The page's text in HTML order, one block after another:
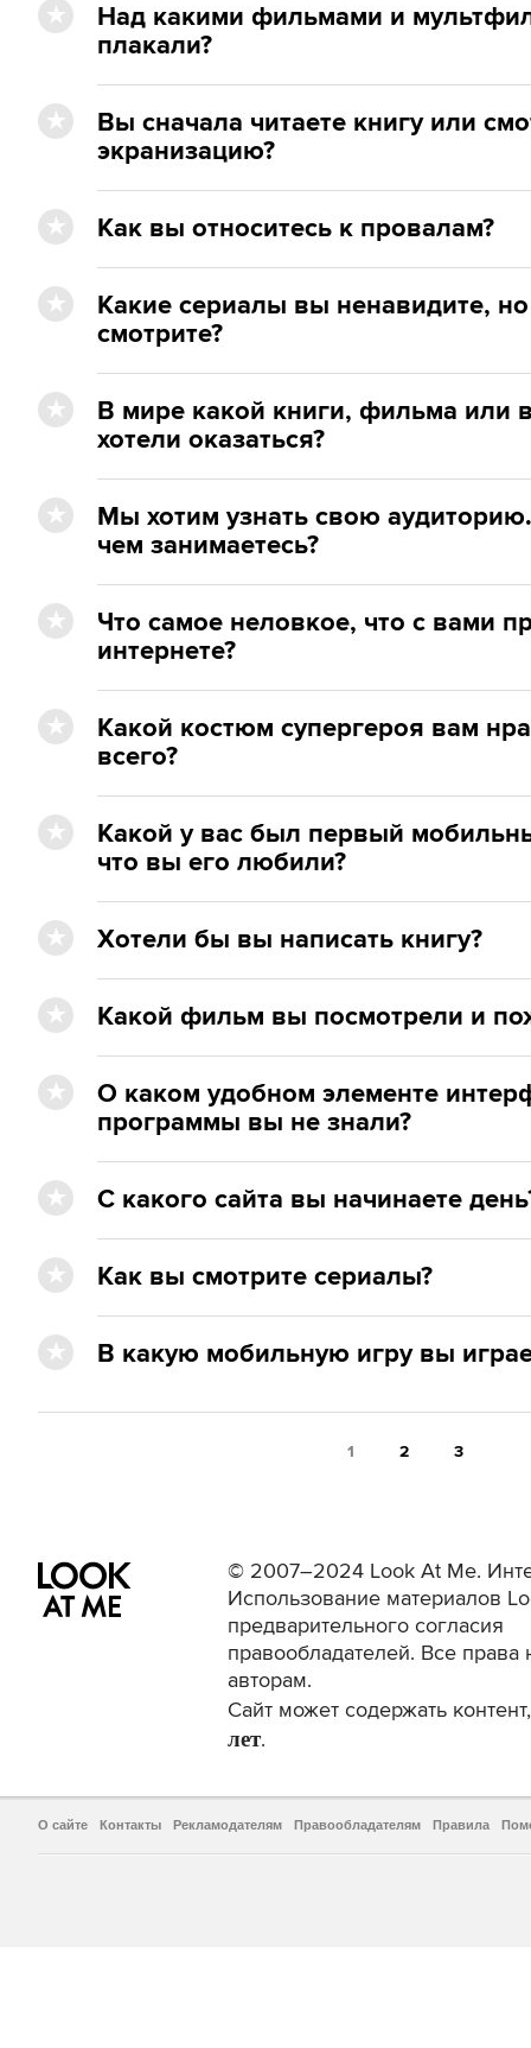
Над какими фильмами и
плакали?
Вы сначала читаете книгу или
экранизацию?
Как вы относитесь к провалам?
Какие сериалы вы ненавидите,
смотрите?
В мире какой книги, фильма или
хотели оказаться?
Мы хотим узнать свою
чем занимаетесь?
Что самое неловкое, что с вами
интернете?
Какой костюм супергероя вам
всего?
Какой у вас был первый
что вы его любили?
Хотели бы вы написать книгу?
Какой фильм вы посмотрели и
О каком удобном элементе
программы вы не знали?
С какого сайта вы начинаете
Как вы смотрите сериалы?
В какую мобильную игру вы
1 2 3
© 2007–2024 Look At Me.
Использование материалов
предварительного согласия
правообладателей. Все права
авторам.
Сайт может содержать
лет.
О сайте Контакты Рекламодателям Правообладателям Правила